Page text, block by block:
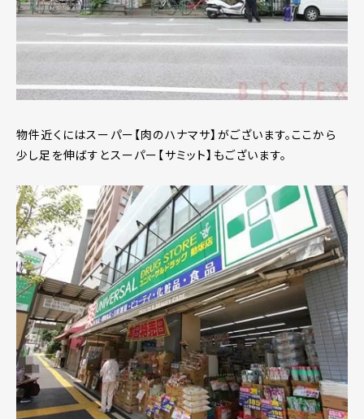
物件近くにはスーパー【肉のハナマサ】がございます。ここから
少し足を伸ばすとスーパー【サミット】もございます。